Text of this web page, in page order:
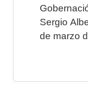
Sergio
de marzo